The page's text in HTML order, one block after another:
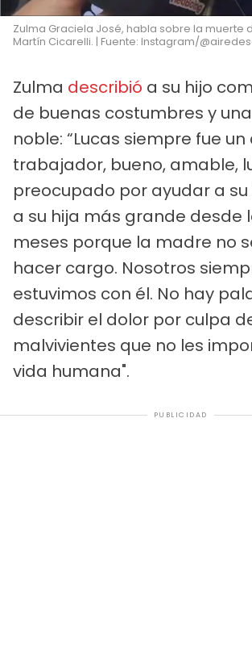
Zulma Graciela José, habla sobre la muerte
Martín Cicarelli. | Fuente: Instagram/
Zulma describió a su hijo
de buenas costumbres y
noble: “Lucas siempre fue
trabajador, bueno, amable,
preocupado por ayudar a su
a su hija más grande desde
meses porque la madre no
hacer cargo. Nosotros
estuvimos con él. No hay
describir el dolor por culpa
malvivientes que no les
vida humana".
PUBLICIDAD